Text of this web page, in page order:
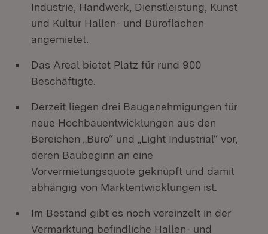
Industrie, Handwerk, Dienstleistung, Kunst
und Kultur Hallen- und Büroflächen
angemietet.
Das Areal bietet Platz für rund 900
Beschäftigte.
Derzeit liegen drei Baugenehmigungen für
neue Hochbauentwicklungen aus den
Bereichen „Büro“ und „Light Industrial“ vor,
deren Baubeginn an eine
Vorvermietungsquote geknüpft und damit
abhängig von Marktentwicklungen ist.
Im Bestand gibt es noch vereinzelt in der
Vermarktung befindliche Hallen- und